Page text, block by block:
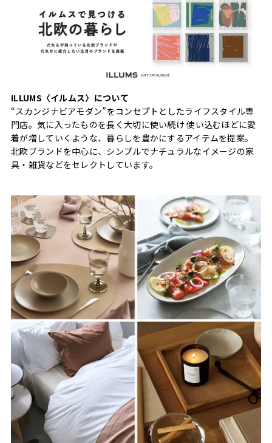
ILLUMS〈イルムス〉について
“スカンジナビアモダン”をコンセプトとしたライフスタイル専
門店。気に入ったものを長く大切に使い続け 使い込むほどに愛
着が増していくような、暮らしを豊かにするアイテムを提案。
北欧ブランドを中心に、シンプルでナチュラルなイメージの家
具・雑貨などをセレクトしています。